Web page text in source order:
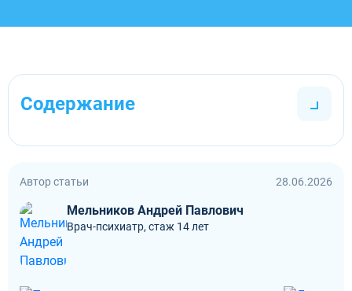
Содержание
Автор статьи 28.06.2026
Мельников Андрей Павлович
Врач-психиатр, стаж 14 лет